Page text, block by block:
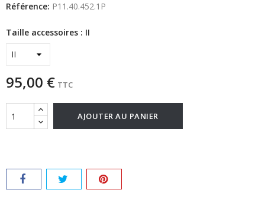
Référence: P11.40.452.1P
Taille accessoires : II
95,00 € TTC
AJOUTER AU PANIER